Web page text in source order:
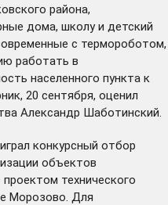
района,
дома, школу и детский
с термороботом,
работать в
населенного пункта к
20 сентября, оценил
Александр Шаботинский.
конкурсный отбор
объектов
технического
Морозово. Для